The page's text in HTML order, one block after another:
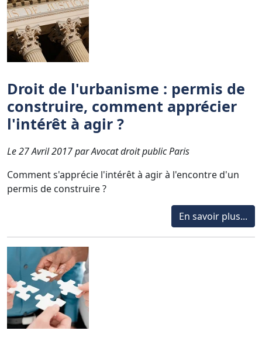
Droit de l'urbanisme : permis de
construire, comment apprécier
l'intérêt à agir ?
Le 27 Avril 2017 par Avocat droit public Paris
Comment s'apprécie l'intérêt à agir à l'encontre d'un
permis de construire ?
En savoir plus...